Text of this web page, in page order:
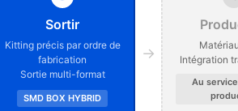
Sortir
Kitting précis par ordre de
fabrication
Sortie multi-format
SMD BOX HYBRID
→
Intégration
Au